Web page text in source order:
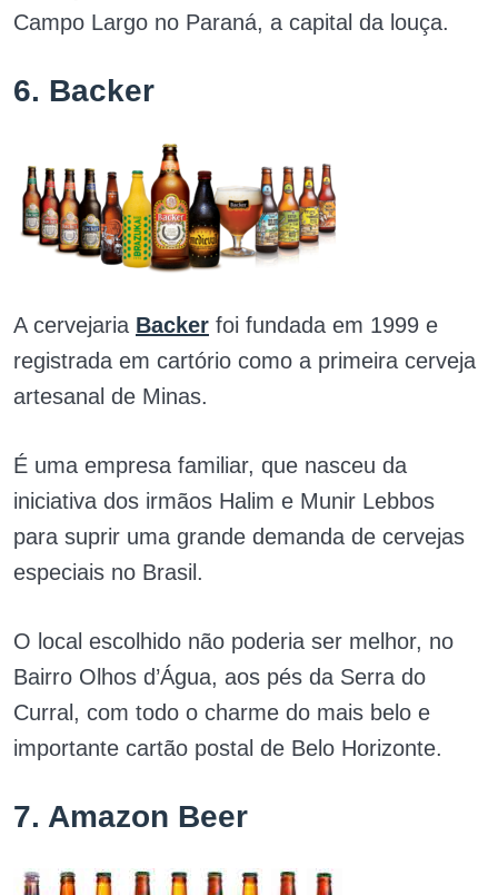
Campo Largo no Paraná, a capital da louça.
6. Backer
A cervejaria Backer foi fundada em 1999 e
registrada em cartório como a primeira cerveja
artesanal de Minas.
É uma empresa familiar, que nasceu da
iniciativa dos irmãos Halim e Munir Lebbos
para suprir uma grande demanda de cervejas
especiais no Brasil.
O local escolhido não poderia ser melhor, no
Bairro Olhos d’Água, aos pés da Serra do
Curral, com todo o charme do mais belo e
importante cartão postal de Belo Horizonte.
7. Amazon Beer